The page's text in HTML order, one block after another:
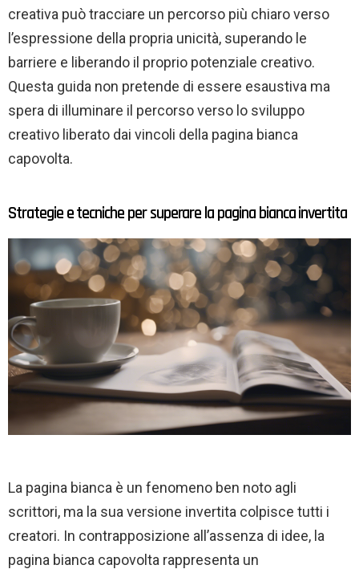
creativa può tracciare un percorso più chiaro verso
l’espressione della propria unicità, superando le
barriere e liberando il proprio potenziale creativo.
Questa guida non pretende di essere esaustiva ma
spera di illuminare il percorso verso lo sviluppo
creativo liberato dai vincoli della pagina bianca
capovolta.
Strategie e tecniche per superare la pagina bianca invertita
La pagina bianca è un fenomeno ben noto agli
scrittori, ma la sua versione invertita colpisce tutti i
creatori. In contrapposizione all’assenza di idee, la
pagina bianca capovolta rappresenta un